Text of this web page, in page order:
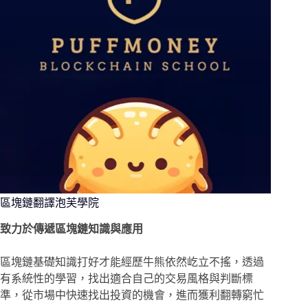
區塊鏈翻譯泡芙學院
致力於傳遞區塊鏈知識與應用
區塊鏈基礎知識打好才能經歷牛熊依然屹立不搖，透過
有系統性的學習，找出適合自己的交易風格與判斷標
準，從市場中快速找出投資的機會，進而獲利翻轉窮忙